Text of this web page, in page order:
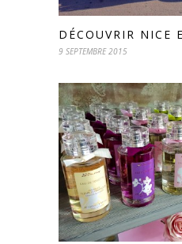
DÉCOUVRIR NICE
9 SEPTEMBRE 2015